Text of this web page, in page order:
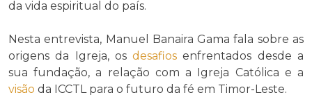
da vida espiritual do país.
Nesta entrevista, Manuel Banaira Gama fala sobre as
origens da Igreja, osdesafios enfrentados desde a
sua fundação, a relação com a Igreja Católica e a
visão da ICCTL para o futuro da fé em Timor-Leste.